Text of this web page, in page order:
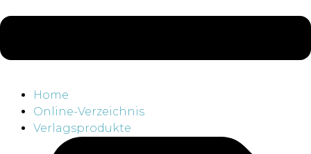
Home
Online-Verzeichnis
Verlagsprodukte